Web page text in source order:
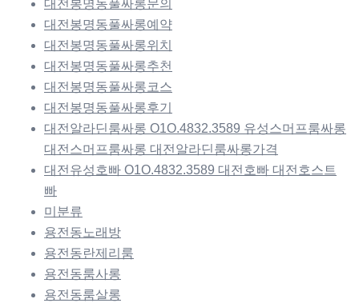
대전봉명동풀싸롱문의
대전봉명동풀싸롱예약
대전봉명동풀싸롱위치
대전봉명동풀싸롱추천
대전봉명동풀싸롱코스
대전봉명동풀싸롱후기
대전알라딘룸싸롱 O1O.4832.3589 유성스머프룸싸롱
대전스머프룸싸롱 대전알라딘룸싸롱가격
대전유성호빠 O1O.4832.3589 대전호빠 대전호스트
빠
미분류
용전동노래방
용전동란제리룸
용전동룸사롱
용전동룸살롱